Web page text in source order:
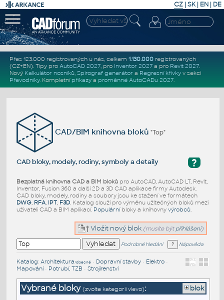
CZ | SK| EN | DE
Přes 123.000 registrovaných u nás, celkem 1.130.000registrovaných
(CZ+EN). Tipy pro AutoCAD 2027, pro Inventor 2027a pro Revit 2027.
Nový Kalkulátor nosníků, Spirograf generátor a Regresní křivkyv sekci
Převodníky. Kompletní příkazya proměnné AutoCADu 2027.
CAD/BIM knihovna bloků"Top"
?
CAD bloky, modely, rodiny, symboly a detaily
Bezplatná knihovna CAD a BIM blokůpro AutoCAD, AutoCAD LT, Revit,
Inventor, Fusion 360 a další 2D a 3D CAD aplikace firmy Autodesk.
CAD bloky, modely, rodiny a soubory jsou ke stažení ve formátech
DWG, RFA, IPT, F3D. Katalog slouží pro výměnu užitečných bloků mezi
uživateli CAD a BIM aplikací. Populárníbloky a knihovny výrobců.
Vložit nový blok (musíte být přihlášeni)
Podrobné hledání Nápověda
Katalog: Architektura/obecné• Dopravní stavby• Elektro•
Mapování• Potrubí, TZB • Strojírenství
Vybrané bloky (zvolte kategorii vlevo): blok